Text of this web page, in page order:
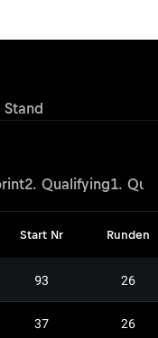
Stand
2. Qualifying1.
Start Nr Runden
93 26
37 26